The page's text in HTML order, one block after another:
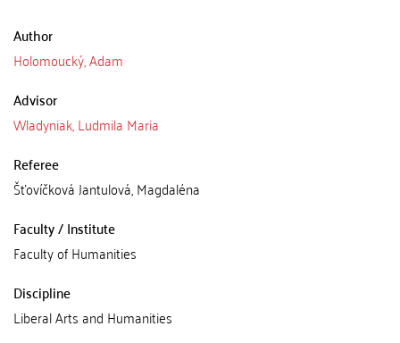
Author
Holomoucký, Adam
Advisor
Wladyniak, Ludmila Maria
Referee
Šťovíčková Jantulová, Magdaléna
Faculty / Institute
Faculty of Humanities
Discipline
Liberal Arts and Humanities